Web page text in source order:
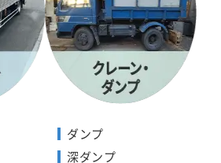
ダンプ
深ダンプ